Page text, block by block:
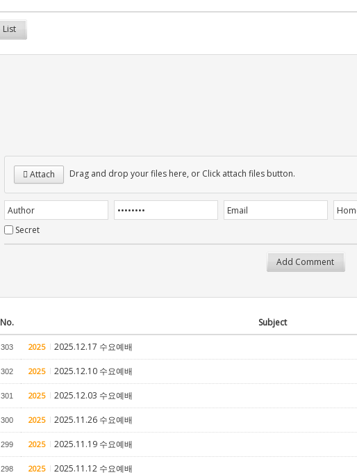
List
Attach Drag and drop your files here, or Click attach files button.
Secret
No. Subject
303 2025 2025.12.17 수요예배
302 2025 2025.12.10 수요예배
301 2025 2025.12.03 수요예배
300 2025 2025.11.26 수요예배
299 2025 2025.11.19 수요예배
298 2025 2025.11.12 수요예배